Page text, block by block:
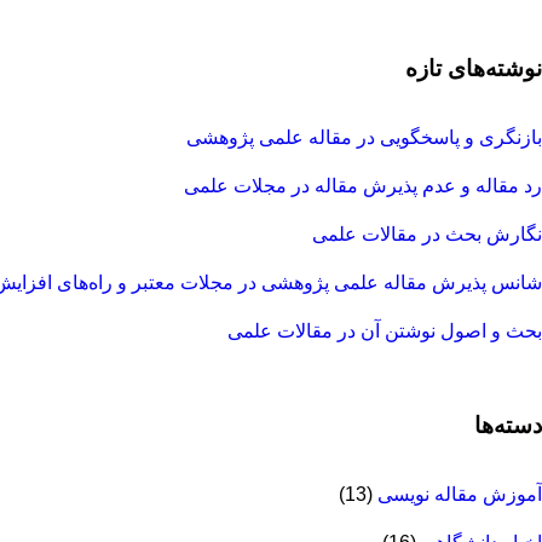
نوشته‌های تازه
بازنگری و پاسخگویی در مقاله علمی پژوهشی
رد مقاله و عدم پذیرش مقاله در مجلات علمی
نگارش بحث در مقالات علمی
شانس پذیرش مقاله علمی پژوهشی در مجلات معتبر و راه‌های
بحث و اصول نوشتن آن در مقالات علمی
دسته‌ها
آموزش مقاله نویسی (13)